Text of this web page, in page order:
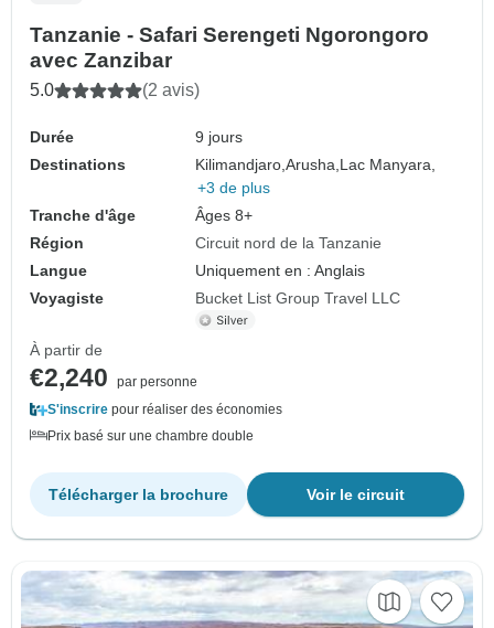
Tanzanie - Safari Serengeti Ngorongoro
avec Zanzibar
5.0 (2 avis)
Durée
9 jours
Destinations
Kilimandjaro,Arusha, Lac Manyara,
+3 de plus
Tranche d'âge
Âges 8+
Région
Circuit nord de la Tanzanie
Langue
Uniquement en : Anglais
Voyagiste
Bucket List Group Travel LLC
À partir de
€2,240
par personne
S'inscrire pour réaliser des économies
Prix basé sur une chambre double
Voir le circuit
Télécharger la brochure